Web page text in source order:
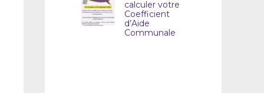
calculer votre
Coefficient
d’Aide
Communale